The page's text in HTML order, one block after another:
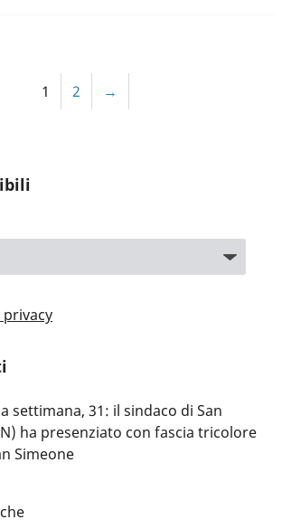
1 2 →
settimana, 31: il sindaco di San
ha presenziato con fascia tricolore
Simeone